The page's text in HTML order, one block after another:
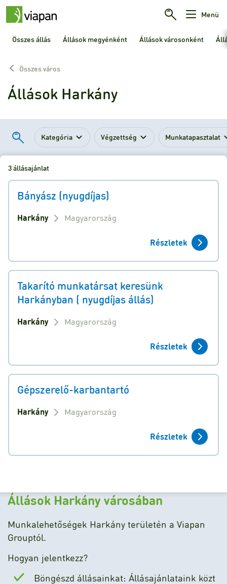
Menü
Összes állás Állások megyénként Állások városonként
Összes város
Állások Harkány
Kategória Végzettség Munkatapasztalat
3 állásajánlat
Bányász (nyugdíjas)
Harkány Magyarország
Részletek
Takarító munkatársat keresünk
Harkányban ( nyugdíjas állás)
Harkány Magyarország
Részletek
Gépszerelő-karbantartó
Harkány Magyarország
Részletek
Állások Harkány városában
Munkalehetőségek Harkány területén a Viapan
Grouptól.
Hogyan jelentkezz?
Böngészd állásainkat: Állásajánlataink közt